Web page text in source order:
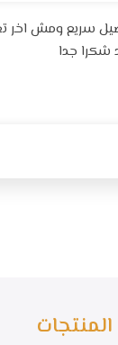
سريع ومش اخر
شكرا جدا